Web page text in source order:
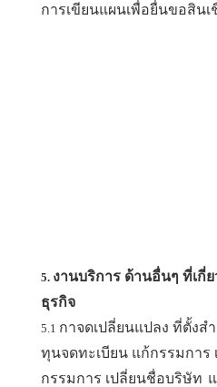
การเขียนแผนเพื่อยื่นขอสินเ
5. งานบริการ ด้านอื่นๆ ที่เกี่
ธุรกิจ
5.1 กาจดเปลี่ยนแปลง ที่ตั้งส
ทุนจดทะเบียน แก้กรรมการ
กรรมการ เปลี่ยนชื่อบริษัท